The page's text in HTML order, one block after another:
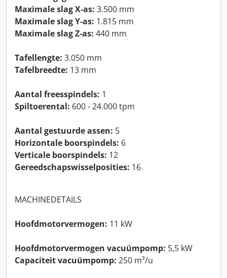
Maximale slag X-as: 3.500 mm
Maximale slag Y-as: 1.815 mm
Maximale slag Z-as: 440 mm
Tafellengte: 3.050 mm
Tafelbreedte: 13 mm
Aantal freesspindels: 1
Spiltoerental: 600 - 24.000 tpm
Aantal gestuurde assen: 5
Horizontale boorspindels: 6
Verticale boorspindels: 12
Gereedschapswisselposities: 16
MACHINEDETAILS
Hoofdmotorvermogen: 11 kW
Hoofdmotorvermogen vacuümpomp: 5,5 kW
Capaciteit vacuümpomp: 250 m³/u